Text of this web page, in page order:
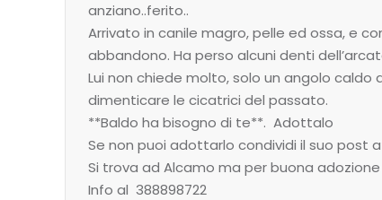
anziano..ferito..
Arrivato in canile magro, pelle ed ossa, e
abbandono. Ha perso alcuni denti
Lui non chiede molto, solo un angolo
dimenticare le cicatrici del passato.
**Baldo ha bisogno di te**. Adottalo
Se non puoi adottarlo condividi il suo post
Si trova ad Alcamo ma per buona
Info al 388898722